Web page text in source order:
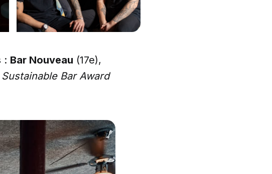
: Bar Nouveau (17e),
Sustainable Bar Award